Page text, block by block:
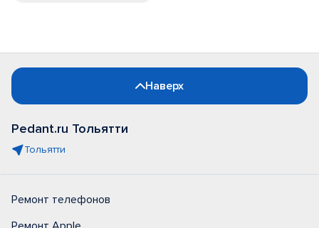
Наверх
Pedant.ru Тольятти
Тольятти
Ремонт телефонов